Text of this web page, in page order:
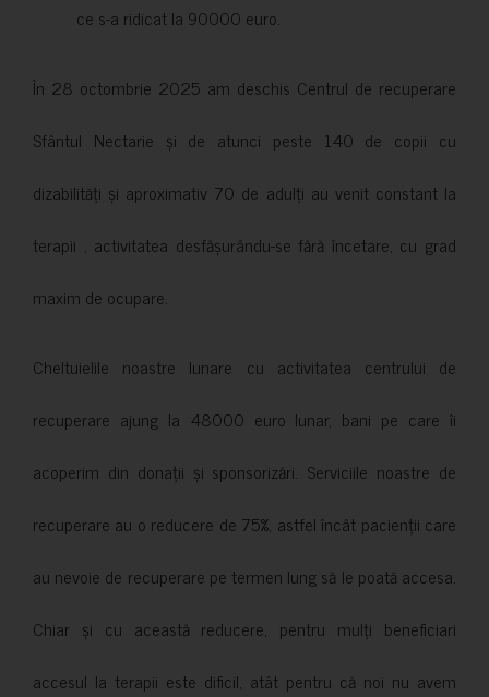
ce s-a ridicat la 90000 euro.
În 28 octombrie 2025 am deschis Centrul de recuperare
Sfântul Nectarie și de atunci peste 140 de copii cu
dizabilități și aproximativ 70 de adulți au venit constant la
terapii , activitatea desfășurându-se fără încetare, cu grad
maxim de ocupare.
Cheltuielile noastre lunare cu activitatea centrului de
recuperare ajung la 48000 euro lunar, bani pe care îi
acoperim din donații și sponsorizări. Serviciile noastre de
recuperare au o reducere de 75%, astfel încât pacienții care
au nevoie de recuperare pe termen lung să le poată accesa.
Chiar și cu această reducere, pentru mulți beneficiari
accesul la terapii este dificil, atât pentru că noi nu avem